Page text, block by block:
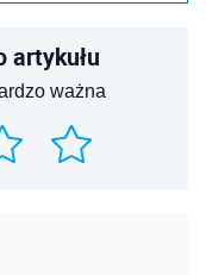
artykułu
ważna